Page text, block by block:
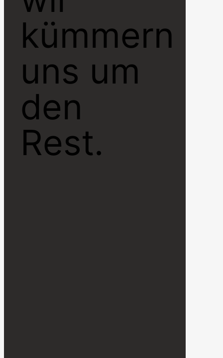
kümmern
uns um
den
Rest.